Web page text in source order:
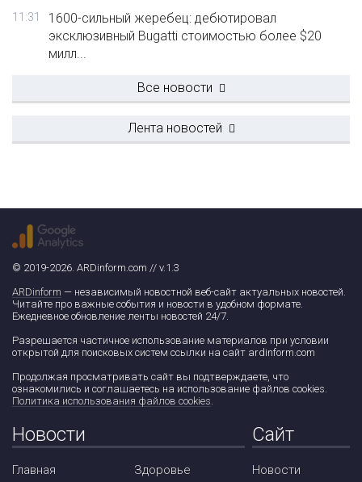
11:31
1600-сильный жеребец: дебютировал
эксклюзивный Bugatti стоимостью более $20
милл...
Все новости
Лента новостей
© 2019-2026. ARDinform.com // v.1.3
ARDinform — независимый новостной веб-сайт актуальных новостей.
Читайте про важные события и новости в удобном формате.
Ежедневное обновление ленты новостей 24/7.
Разрешается частичное использование материалов при условии
открытой для поисковых систем ссылки на сайт ardinform.com
Продолжая просматривать сайт вы подтверждаете, что
ознакомились и соглашаетесь на использование файлов cookies.
Политика использования файлов cookies.
Новости
Главная Здоровье
Сайт
Новости